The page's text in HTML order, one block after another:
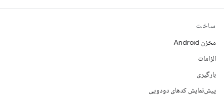
ساخت
مخزن Android
الزامات
بارگیری
پیش‌نمایش کدهای دودویی